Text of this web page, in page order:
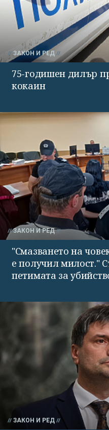
ЗАКОН И РЕД
75-годишен дилър
кокаин
ЗАКОН И РЕД
"Смазването на
е получил милост."
петимата за
ЗАКОН И РЕД